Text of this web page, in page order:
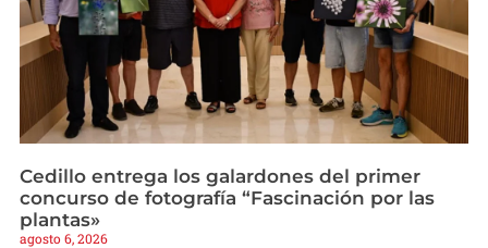
Cedillo entrega los galardones del primer
concurso de fotografía “Fascinación por las
plantas»
agosto 6, 2026